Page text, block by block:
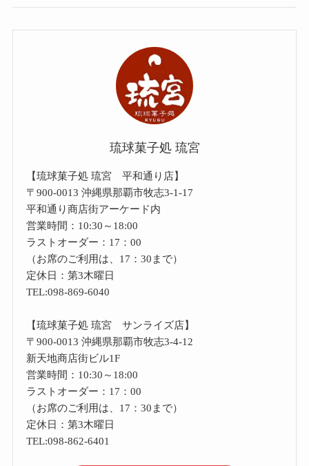
琉球菓子処 琉宮
【琉球菓子処 琉宮 平和通り店】
〒900-0013 沖縄県那覇市牧志3-1-17
平和通り商店街アーケード内
営業時間：10:30～18:00
ラストオーダー：17：00
（お席のご利用は、17：30まで）
定休日：第3木曜日
TEL:098-869-6040
【琉球菓子処 琉宮 サンライズ店】
〒900-0013 沖縄県那覇市牧志3-4-12
新天地商店街ビル1F
営業時間：10:30～18:00
ラストオーダー：17：00
（お席のご利用は、17：30まで）
定休日：第3木曜日
TEL:098-862-6401